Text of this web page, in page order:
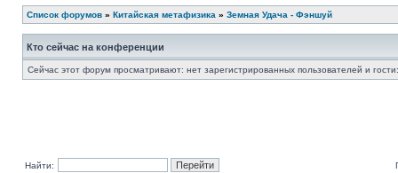
Список форумов » Китайская метафизика » Земная Удача - Фэншуй
Кто сейчас на конференции
Сейчас этот форум просматривают: нет зарегистрированных пользователей и
Найти: